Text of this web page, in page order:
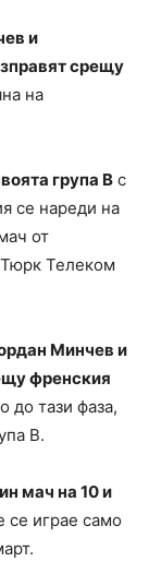
и
срещу
на
група В с
се нареди на
от
Тюрк Телеком
Минчев и
френския
до тази фаза,
В.
мач на 10 и
играе само